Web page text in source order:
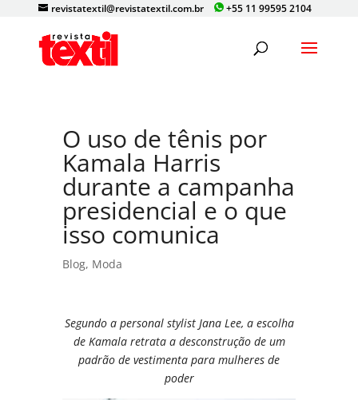
+55 11 99595 2104
revistatextil@revistatextil.com.br
O uso de tênis por
Kamala Harris
durante a campanha
presidencial e o que
isso comunica
Blog, Moda
Segundo a personal stylist Jana Lee, a escolha
de Kamala retrata a desconstrução de um
padrão de vestimenta para mulheres de
poder